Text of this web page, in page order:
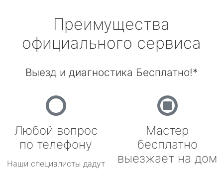
Преимущества
официального сервиса
Выезд и диагностика Бесплатно!*
Любой вопрос
по телефону
Наши специалисты дадут
Мастер
бесплатно
выезжает на дом